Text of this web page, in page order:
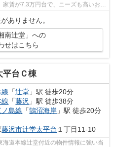
賃が7.3万円台で、ニーズも高いお部
...
ありません。
南辻堂」への
せはこちら
平台Ｃ棟
「辻堂 」駅 徒歩20分
「藤沢 」駅 徒歩38分
島線 「鵠沼海岸 」駅 徒歩20分
藤沢市辻堂太平台 １丁目11-10
道本線辻堂付近の物件情報に強い当